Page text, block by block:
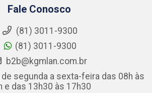
Fale Conosco
(81) 3011-9300
(81) 3011-9300
b2b@kgmlan.com.br
segunda a sexta-feira das 08h às
e das 13h30 às 17h30